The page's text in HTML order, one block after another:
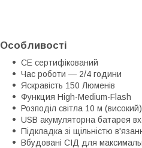
Особливості
CE сертифікований
Час роботи — 2/4 години
Яскравість 150 Люменів
Функция High-Medium-Flash
Розподіл світла 10 м
USB акумуляторна батарея
Підкладка зі щільністю
Вбудовані СІД для